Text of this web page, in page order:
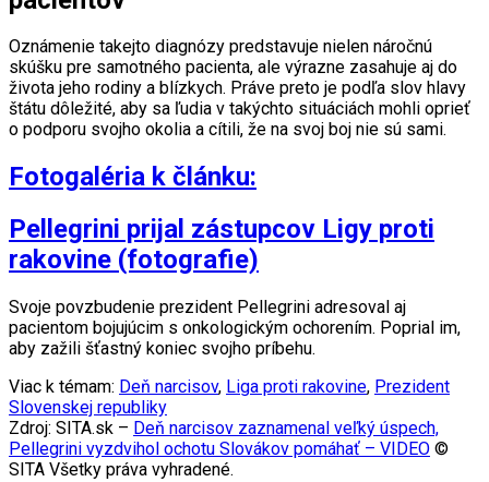
Oznámenie takejto diagnózy predstavuje nielen náročnú
skúšku pre samotného pacienta, ale výrazne zasahuje aj do
života jeho rodiny a blízkych. Práve preto je podľa slov hlavy
štátu dôležité, aby sa ľudia v takýchto situáciách mohli oprieť
o podporu svojho okolia a cítili, že na svoj boj nie sú sami.
Fotogaléria k článku:
Pellegrini prijal zástupcov Ligy proti
rakovine (fotografie)
Svoje povzbudenie prezident Pellegrini adresoval aj
pacientom bojujúcim s onkologickým ochorením. Poprial im,
aby zažili šťastný koniec svojho príbehu.
Viac k témam: Deň narcisov, Liga proti rakovine, Prezident
Slovenskej republiky
Zdroj: SITA.sk – Deň narcisov zaznamenal veľký úspech,
Pellegrini vyzdvihol ochotu Slovákov pomáhať – VIDEO ©
SITA Všetky práva vyhradené.